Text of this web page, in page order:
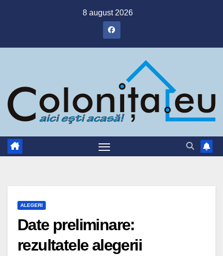
8 august 2026
ALEGERI
Date preliminare:
rezultatele alegerii